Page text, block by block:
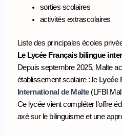
sorties scolaires
activités extrascolaires
Liste des principales écoles
Le Lycée Français bilingue
Depuis septembre 2025, Malte
établissement scolaire : le Lycée
International de Malte(LFBI
Ce lycée vient compléter l’offre
axé sur le bilinguisme et une